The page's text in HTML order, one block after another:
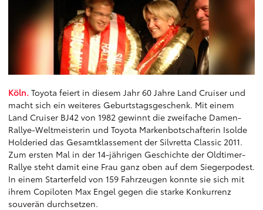
Köln. Toyota feiert in diesem Jahr 60 Jahre Land Cruiser und
macht sich ein weiteres Geburtstagsgeschenk. Mit einem
Land Cruiser BJ42 von 1982 gewinnt die zweifache Damen-
Rallye-Weltmeisterin und Toyota Markenbotschafterin Isolde
Holderied das Gesamtklassement der Silvretta Classic 2011.
Zum ersten Mal in der 14-jährigen Geschichte der Oldtimer-
Rallye steht damit eine Frau ganz oben auf dem Siegerpodest.
In einem Starterfeld von 159 Fahrzeugen konnte sie sich mit
ihrem Copiloten Max Engel gegen die starke Konkurrenz
souverän durchsetzen.